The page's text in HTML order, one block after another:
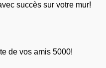
succès sur votre mur!
de vos amis 5000!